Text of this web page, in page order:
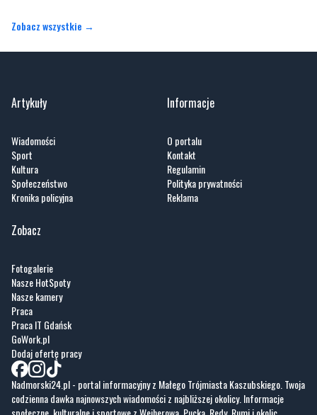
Artykuły
Sport
Kronika policyjna
Informacje
Kontakt
Reklama
Zobacz
Nasze HotSpoty
Praca IT Gdańsk
GoWork.pl
Dodaj ofertę pracy
Nadmorski24.pl - portal informacyjny z Małego Trójmiasta Kaszubskiego. Twoja
codzienna dawka najnowszych wiadomości z najbliższej okolicy. Informacje
społeczne, kulturalne i sportowe z Wejherowa, Pucka, Redy, Rumi i okolic.
Zawsze sprawdzone i aktualne info dla mieszkańców Małego Trójmiasta
Kaszubskiego.